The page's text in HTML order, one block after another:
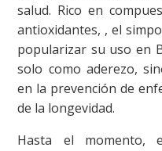
salud. Rico en
antioxidantes, , el
popularizar su uso en
solo como aderezo,
en la prevención de
de la longevidad.
Hasta el momento,